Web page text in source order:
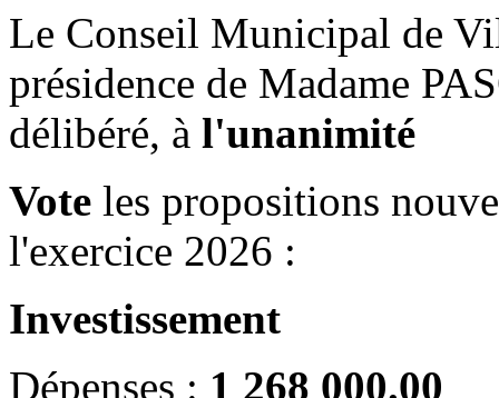
Le Conseil Municipal de
présidence de Madame
délibéré, à l'unanimité
Vote les propositions
l'exercice 2026 :
Investissement
Dépenses : 1 268 000.00